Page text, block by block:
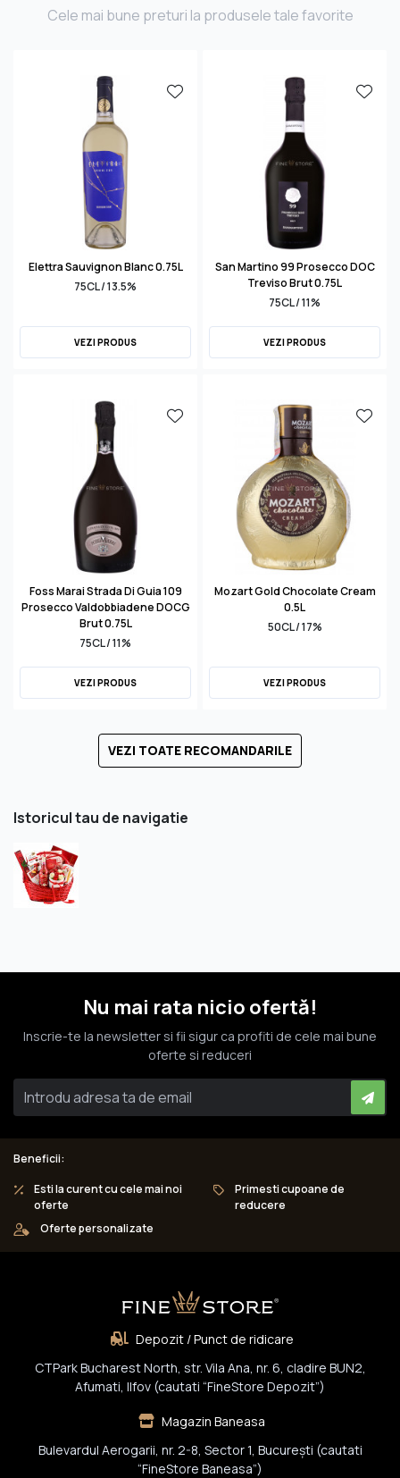
Cele mai bune preturi la produsele tale favorite
Elettra Sauvignon Blanc 0.75L
75CL / 13.5%
VEZI PRODUS
San Martino 99 Prosecco DOC
Treviso Brut 0.75L
75CL / 11%
VEZI PRODUS
Foss Marai Strada Di Guia 109
Prosecco Valdobbiadene DOCG
Brut 0.75L
75CL / 11%
VEZI PRODUS
Mozart Gold Chocolate Cream
0.5L
50CL / 17%
VEZI PRODUS
VEZI TOATE RECOMANDARILE
Istoricul tau de navigatie
Nu mai rata nicio ofertă!
Inscrie-te la newsletter si fii sigur ca profiti de cele mai bune
oferte si reduceri
Beneficii:
Esti la curent cu cele mai noi
oferte
Primesti cupoane de
reducere
Oferte personalizate
Depozit / Punct de ridicare
CTPark Bucharest North, str. Vila Ana, nr. 6, cladire BUN2,
Afumati, Ilfov (cautati “FineStore Depozit”)
Magazin Baneasa
Bulevardul Aerogarii, nr. 2-8, Sector 1, Bucureşti (cautati
“FineStore Baneasa”)